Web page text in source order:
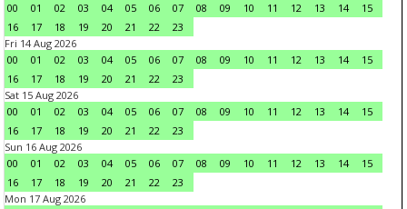
00
01 02 03 04 05 06 07 08 09 10 11 12 13 14
15
16
17 18 19 20 21 22
23
Fri 14 Aug 2026
00
01 02 03 04 05 06 07 08 09 10 11 12 13 14
15
16
17 18 19 20 21 22
23
Sat 15 Aug 2026
00
01 02 03 04 05 06 07 08 09 10 11 12 13 14
15
16
17 18 19 20 21 22
23
Sun 16 Aug 2026
00
01 02 03 04 05 06 07 08 09 10 11 12 13 14
15
16
17 18 19 20 21 22
23
Mon 17 Aug 2026